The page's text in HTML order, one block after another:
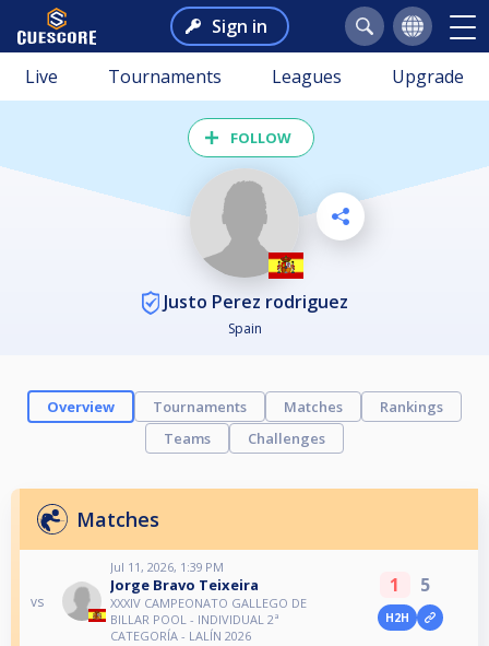
Sign in
Live Tournaments Leagues Upgrade
FOLLOW
Justo Perez rodriguez
Spain
Overview Tournaments Matches
Rankings
Teams
Challenges
Matches
vs
Jul 11, 2026, 1:39 PM
Jorge Bravo Teixeira
XXXIV CAMPEONATO GALLEGO DE
BILLAR POOL - INDIVIDUAL 2ª
CATEGORÍA - LALÍN 2026
1 5
H2H